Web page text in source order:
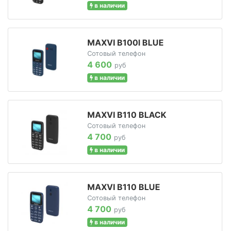
в наличии
MAXVI B100I BLUE
Сотовый телефон
4 600 руб
в наличии
MAXVI B110 BLACK
Сотовый телефон
4 700 руб
в наличии
MAXVI B110 BLUE
Сотовый телефон
4 700 руб
в наличии